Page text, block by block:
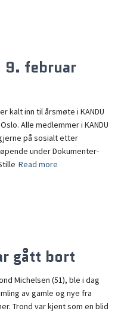
9. februar
kalt inn til årsmøte i KANDU
Alle medlemmer i KANDU
på sosialt etter
under Dokumenter-
Read more
gått bort
Michelsen (51), ble i dag
av gamle og nye fra
Trond var kjent som en blid